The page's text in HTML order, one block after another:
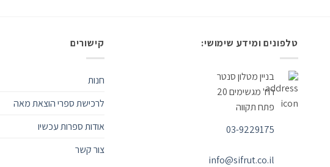
טלפונים ומידע שימושי:
בניין מטלון סנטר
רח' מגשימים 20
פתח תקווה
03-9229175
info@sifrut.co.il
קישורים
חנות
לרכישת ספרי הוצאת מאה
אודות ספרות עכשיו
צור קשר